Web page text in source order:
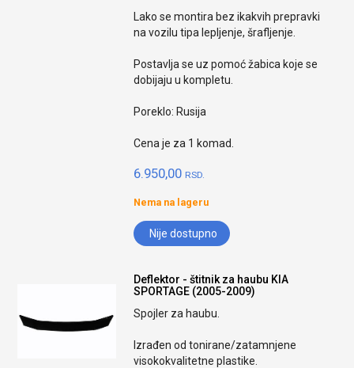
Lako se montira bez ikakvih prepravki
na vozilu tipa lepljenje, šrafljenje.
Postavlja se uz pomoć žabica koje se
dobijaju u kompletu.
Poreklo: Rusija
Cena je za 1 komad.
6.950,00 RSD.
Nema na lageru
Nije dostupno
Deflektor - štitnik za haubu KIA
SPORTAGE (2005-2009)
Spojler za haubu.
Izrađen od tonirane/zatamnjene
visokokvalitetne plastike.